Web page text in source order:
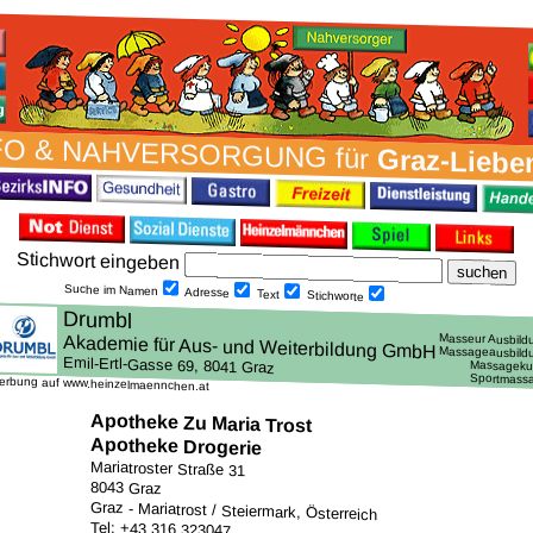
& NAH­VER­SORG­UNG fürGraz-
Stich­wort ein­geben
Suche im Namen Adresse Text Stich­worte
auf www.heinzelmaennchen.at
Apotheke Zu Maria Trost
Apotheke Drogerie
Mariatroster Straße 31
8043 Graz
Graz - Mariatrost / Steiermark, Österreich